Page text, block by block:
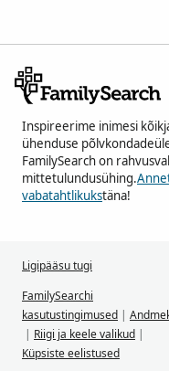
Inspireerime inimesi
ühenduse
FamilySearch on
mittetulundusühing.
vabatahtlikukstäna!
Ligipääsu tugi
FamilySearchi
kasutustingimused |
| Riigi ja keele valikud |
Küpsiste eelistused